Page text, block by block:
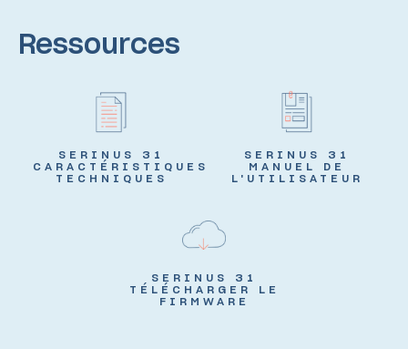
Ressources
SERINUS 31
CARACTÉRISTIQUES
TECHNIQUES
SERINUS 31
MANUEL DE
L'UTILISATEUR
SERINUS 31
TÉLÉCHARGER LE
FIRMWARE